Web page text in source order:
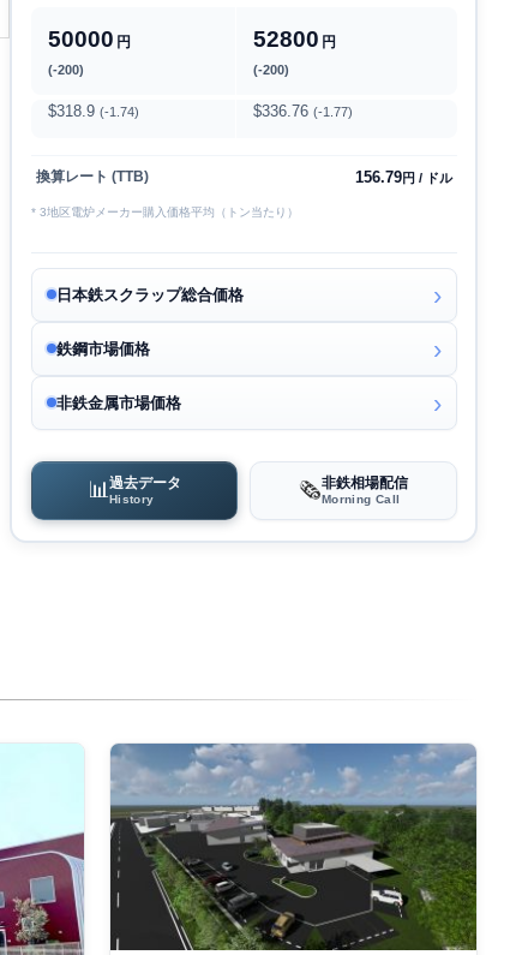
50000 円
(-200)
52800 円
(-200)
$318.9 (-1.74) $336.76 (-1.77)
換算レート (TTB) 156.79円 / ドル
* 3地区電炉メーカー購入価格平均（トン当たり）
日本鉄スクラップ総合価格
鉄鋼市場価格
非鉄金属市場価格
📊 過去データ
History 🗞️非鉄相場配信
Morning Call